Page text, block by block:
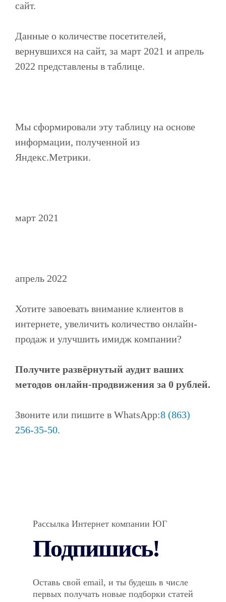
сайт.
Данные о количестве посетителей,
вернувшихся на сайт, за март 2021 и апрель
2022 представлены в таблице.
Мы сформировали эту таблицу на основе
информации, полученной из
Яндекс.Метрики.
март 2021
апрель 2022
Хотите завоевать внимание клиентов в
интернете, увеличить количество онлайн-
продаж и улучшить имидж компании?
Получите развёрнутый аудит ваших
методов онлайн-продвижения за 0 рублей.
Звоните или пишите в WhatsApp:8 (863)
256-35-50.
Рассылка Интернет компании ЮГ
Подпишись!
Оставь свой email, и ты будешь в числе
первых получать новые подборки статей